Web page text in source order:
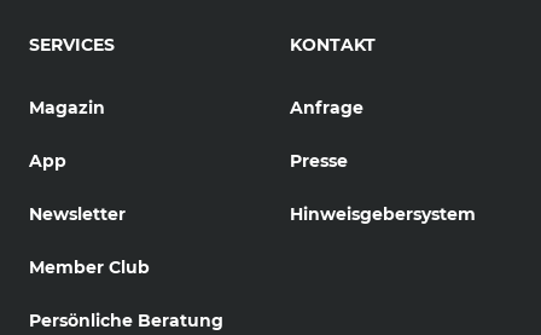
SERVICES
Magazin
App
Newsletter
Member Club
Persönliche Beratung
KONTAKT
Anfrage
Presse
Hinweisgebersystem